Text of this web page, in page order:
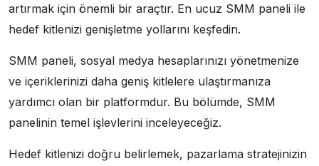
artırmak için önemli bir araçtır. En ucuz SMM paneli ile
hedef kitlenizi genişletme yollarını keşfedin.
SMM paneli, sosyal medya hesaplarınızı yönetmenize
ve içeriklerinizi daha geniş kitlelere ulaştırmanıza
yardımcı olan bir platformdur. Bu bölümde, SMM
panelinin temel işlevlerini inceleyeceğiz.
Hedef kitlenizi doğru belirlemek, pazarlama stratejinizin